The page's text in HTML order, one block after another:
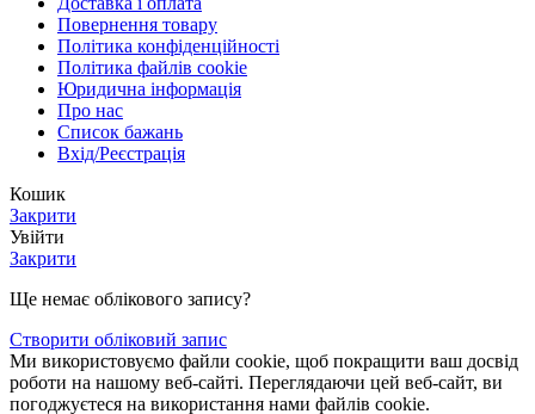
Повернення товару
Політика конфіденційності
Політика файлів cookie
Юридична інформація
Про нас
Список бажань
Вхід/Реєстрація
Кошик
Закрити
Увійти
Закрити
Ще немає облікового запису?
Створити обліковий запис
Ми використовуємо файли cookie, щоб покращити ваш досвід
роботи на нашому веб-сайті. Переглядаючи цей веб-сайт, ви
погоджуєтеся на використання нами файлів cookie.